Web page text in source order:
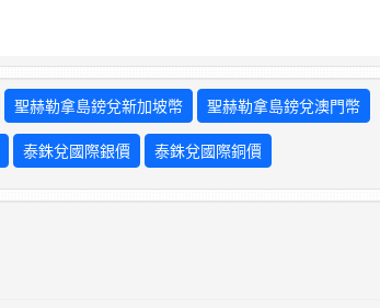
聖赫勒拿島鎊兌新加坡幣 聖赫勒拿島鎊兌澳門幣
泰銖兌國際銀價 泰銖兌國際銅價